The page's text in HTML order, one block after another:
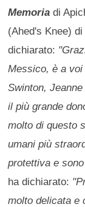
Memoria di
(Ahed's Knee)
dichiarato:
Messico, è a
Swinton,
il più grande
molto di questo
umani più
protettiva e
ha dichiarato:
molto delicata e